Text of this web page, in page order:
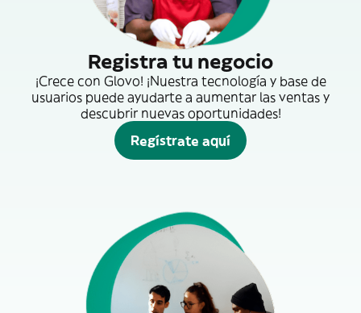
Registra tu negocio
¡Crece con Glovo! ¡Nuestra tecnología y base de
usuarios puede ayudarte a aumentar las ventas y
descubrir nuevas oportunidades!
Regístrate aquí